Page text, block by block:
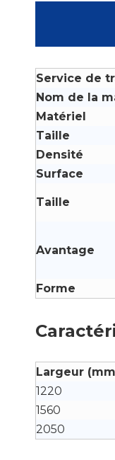
Service de
Nom de la
Matériel
Taille
Densité
Surface
Taille
Avantage
Forme
Largeur
1220
1560
2050